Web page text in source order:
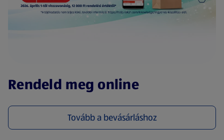
Rendeld meg online
Tovább a bevásárláshoz
(új oldalon nyílik meg)